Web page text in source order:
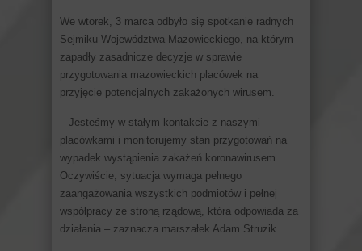
We wtorek, 3 marca odbyło się spotkanie radnych
Sejmiku Województwa Mazowieckiego, na którym
zapadły zasadnicze decyzje w sprawie
przygotowania mazowieckich placówek na
przyjęcie potencjalnych zakażonych wirusem.
– Jesteśmy w stałym kontakcie z naszymi
placówkami i monitorujemy stan przygotowań na
wypadek wystąpienia zakażeń koronawirusem.
Oczywiście, sytuacja wymaga pełnego
zaangażowania wszystkich podmiotów i pełnej
współpracy ze stroną rządową, która odpowiada za
działania – zaznacza marszałek Adam Struzik.